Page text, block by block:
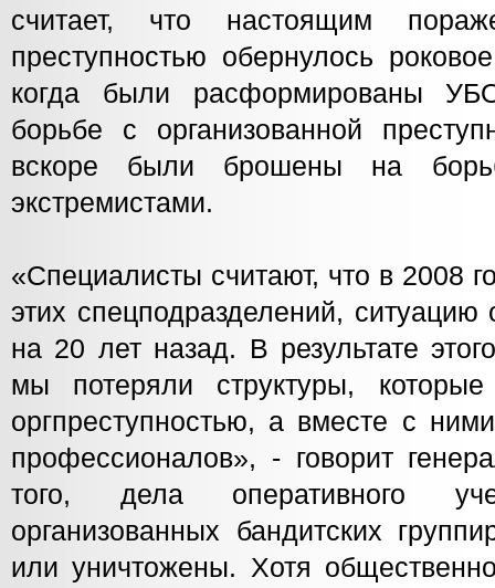
считает, что настоящим
преступностью обернулось
когда были расформированы
борьбе с организованной
вскоре были брошены на
экстремистами.
«Специалисты считают, что в 2008
этих спецподразделений,
на 20 лет назад. В результате
мы потеряли структуры,
оргпреступностью, а вместе с
профессионалов», - говорит
того, дела оперативного
организованных бандитских
или уничтожены. Хотя